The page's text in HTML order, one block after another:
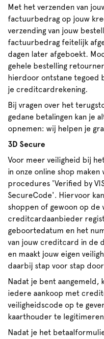
Met het verzenden van
factuurbedrag op jouw
verzending van jouw
factuurbedrag feitelijk
dagen later afgeboekt.
gehele bestelling
hierdoor ontstane tegoed
je creditcardrekening.
Bij vragen over het
gedane betalingen kan je
opnemen: wij helpen je
3D Secure
Voor meer veiligheid bij
in onze online shop
procedures 'Verified by
SecureCode'. Hiervoor
shoppen of gewoon op de
creditcardaanbieder
geboortedatum en het
van jouw creditcard in de
en maakt jouw eigen
daarbij stap voor stap
Nadat je bent aangemeld,
iedere aankoop met
veiligheidscode op te
kaarthouder te
Nadat je het